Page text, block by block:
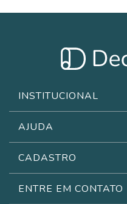
INSTITUCIONAL
AJUDA
CADASTRO
ENTRE EM CONTATO